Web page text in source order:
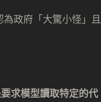
為政府「大驚小怪」且
求模型讀取特定的代